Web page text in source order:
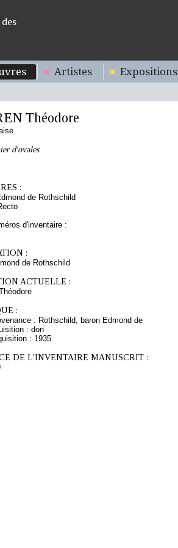
Artistes Expositions
Théodore
d'ovales
:
de Rothschild
d'inventaire :
:
de Rothschild
ACTUELLE :
:
: Rothschild, baron Edmond de
: don
: 1935
DE L'INVENTAIRE MANUSCRIT :